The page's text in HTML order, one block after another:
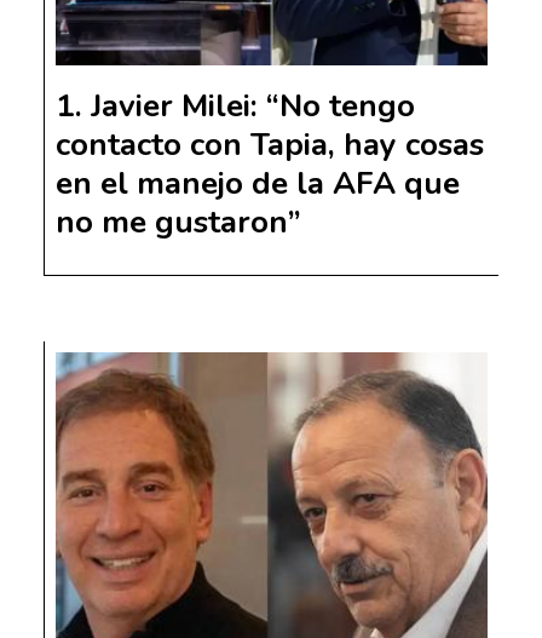
Javier Milei: “No tengo
contacto con Tapia, hay cosas
en el manejo de la AFA que
no me gustaron”